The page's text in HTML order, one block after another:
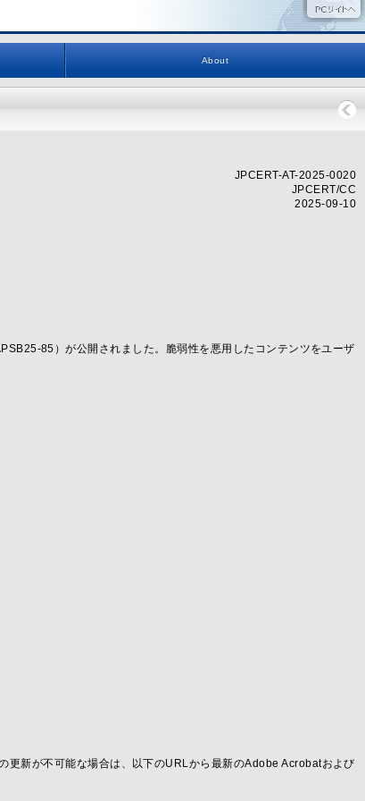
About
JPCERT-AT-2025-0020
JPCERT/CC
2025-09-10
85）が公開されました。脆弱性を悪用したコンテンツをユーザ
更新が不可能な場合は、以下のURLから最新のAdobe Acrobatおよび